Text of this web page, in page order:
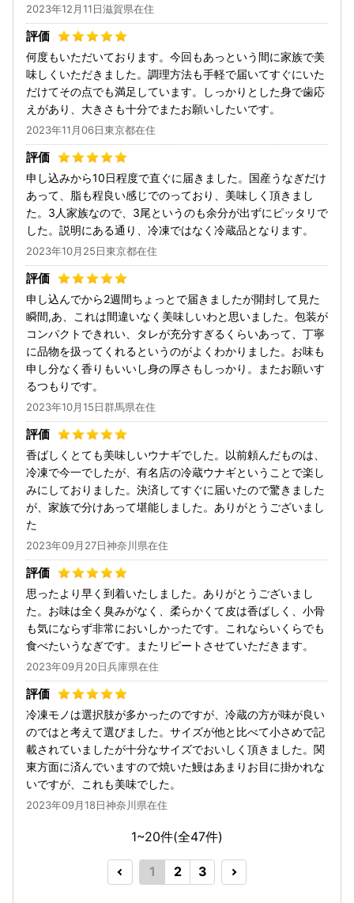
2023年12月11日滋賀県在住
何度もいただいております。今回もあっという間に家族で美
味しくいただきました。調理方法も手軽で届いてすぐにいた
だけてその点でも満足しています。しっかりとした身で歯応
えがあり、大きさも十分でまたお願いしたいです。
2023年11月06日東京都在住
申し込みから10日程度で直ぐに届きました。国産うなぎだけ
あって、脂も程良い感じでのっており、美味しく頂きまし
た。3人家族なので、3尾というのも余分が出ずにピッタリで
した。説明にある通り、冷凍ではなく冷蔵品となります。
2023年10月25日東京都在住
申し込んでから2週間ちょっとで届きましたが開封して見た
瞬間,あ、これは間違いなく美味しいわと思いました。包装が
コンパクトできれい、タレが充分すぎるくらいあって、丁寧
に品物を扱ってくれるというのがよくわかりました。お味も
申し分なく香りもいいし身の厚さもしっかり。またお願いす
るつもりです。
2023年10月15日群馬県在住
香ばしくとても美味しいウナギでした。以前頼んだものは、
冷凍で今一でしたが、有名店の冷蔵ウナギということで楽し
みにしておりました。決済してすぐに届いたので驚きました
が、家族で分けあって堪能しました。ありがとうございまし
た
2023年09月27日神奈川県在住
思ったより早く到着いたしました。ありがとうございまし
た。お味は全く臭みがなく、柔らかくて皮は香ばしく、小骨
も気にならず非常においしかったです。これならいくらでも
食べたいうなぎです。またリピートさせていただきます。
2023年09月20日兵庫県在住
冷凍モノは選択肢が多かったのですが、冷蔵の方が味が良い
のではと考えて選びました。サイズが他と比べて小さめで記
載されていましたが十分なサイズでおいしく頂きました。関
東方面に済んでいますので焼いた鰻はあまりお目に掛かれな
いですが、これも美味でした。
2023年09月18日神奈川県在住
1~20件(全47件)
1 2 3